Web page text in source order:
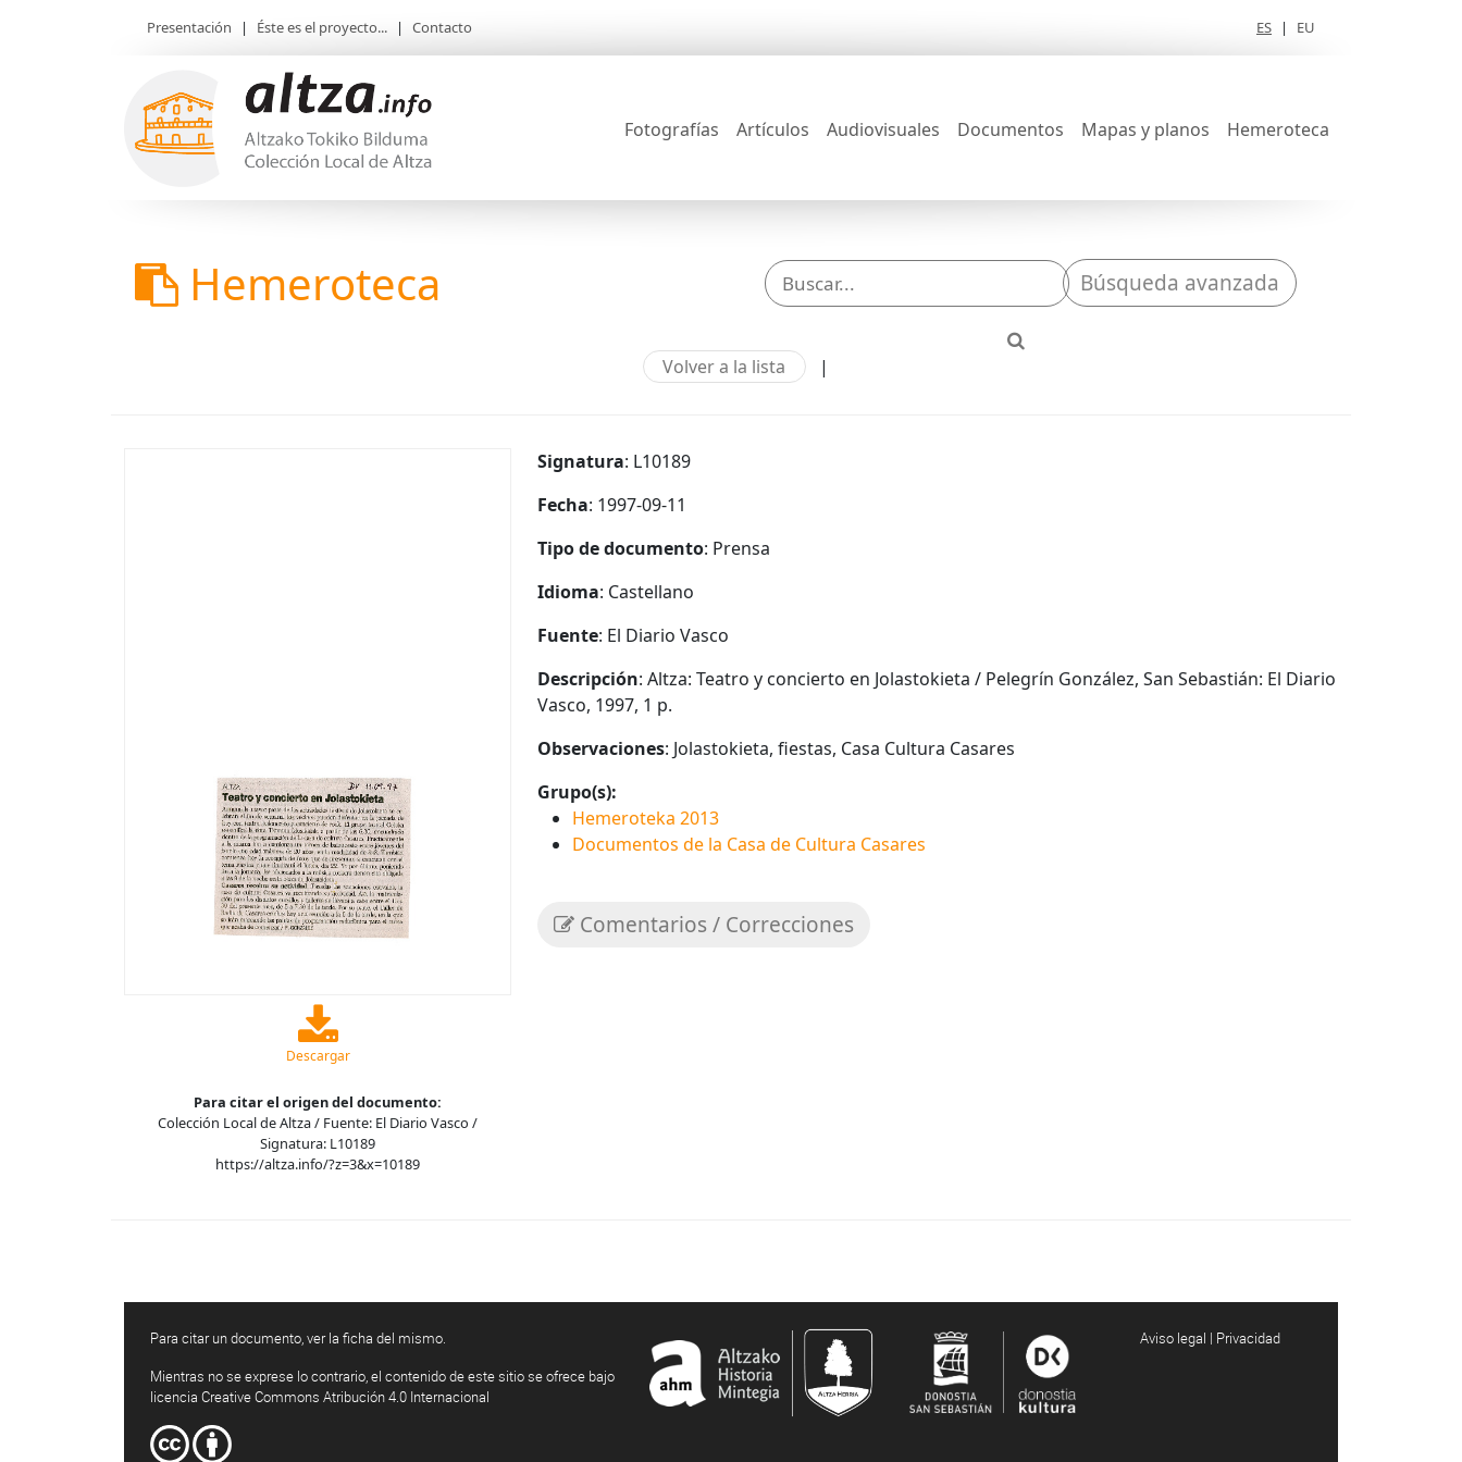
Presentación | Éste es el proyecto... | Contacto ES | EU
Fotografías Artículos Audiovisuales Documentos Mapas y planos Hemeroteca
Hemeroteca Búsqueda avanzada
Volver a la lista |
Descargar
Para citar el origen del documento:
Colección Local de Altza / Fuente: El Diario Vasco /
Signatura: L10189
https://altza.info/?z=3&x=10189
Signatura: L10189
Fecha: 1997-09-11
Tipo de documento: Prensa
Idioma: Castellano
Fuente: El Diario Vasco
Descripción: Altza: Teatro y concierto en Jolastokieta / Pelegrín González, San Sebastián: El Diario
Vasco, 1997, 1 p.
Observaciones: Jolastokieta, fiestas, Casa Cultura Casares
Grupo(s):
Hemeroteka 2013
Documentos de la Casa de Cultura Casares
Comentarios / Correcciones
Para citar un documento, ver la ficha del mismo.
Mientras no se exprese lo contrario, el contenido de este sitio se ofrece bajo
licencia Creative Commons Atribución 4.0 Internacional
Aviso legal | Privacidad